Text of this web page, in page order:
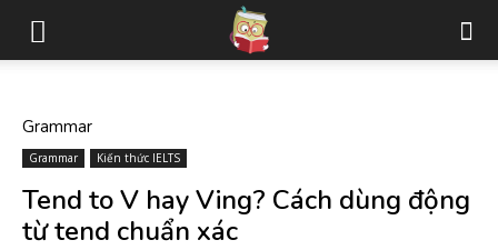
Grammar
Grammar Kiến thức IELTS
Tend to V hay Ving? Cách dùng động
từ tend chuẩn xác